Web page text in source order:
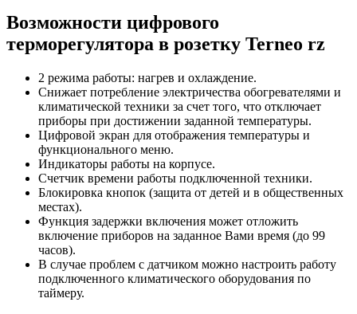
Возможности цифрового
терморегулятора в розетку Terneo rz
2 режима работы: нагрев и охлаждение.
Снижает потребление электричества обогревателями и
климатической техники за счет того, что отключает
приборы при достижении заданной температуры.
Цифровой экран для отображения температуры и
функционального меню.
Индикаторы работы на корпусе.
Счетчик времени работы подключенной техники.
Блокировка кнопок (защита от детей и в общественных
местах).
Функция задержки включения может отложить
включение приборов на заданное Вами время (до 99
часов).
В случае проблем с датчиком можно настроить работу
подключенного климатического оборудования по
таймеру.